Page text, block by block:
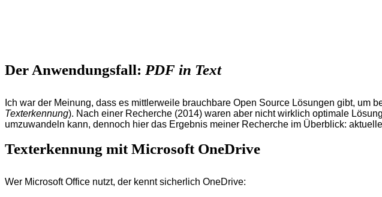
Der Anwendungsfall: PDF in Text
Ich war der Meinung, dass es mittlerweile brauchbare Open Source Lösungen gibt, um
Texterkennung). Nach einer Recherche (2014) waren aber nicht wirklich optimale
umzuwandeln kann, dennoch hier das Ergebnis meiner Recherche im Überblick:
Texterkennung mit Microsoft OneDrive
Wer Microsoft Office nutzt, der kennt sicherlich OneDrive: